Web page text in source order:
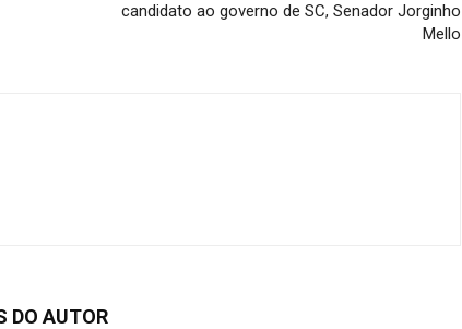
candidato ao governo de SC, Senador Jorginho
Mello
DO AUTOR